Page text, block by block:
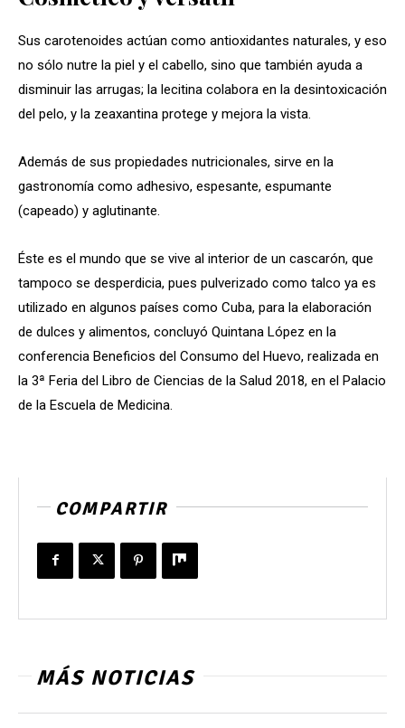
Sus carotenoides actúan como antioxidantes naturales, y eso
no sólo nutre la piel y el cabello, sino que también ayuda a
disminuir las arrugas; la lecitina colabora en la desintoxicación
del pelo, y la zeaxantina protege y mejora la vista.
Además de sus propiedades nutricionales, sirve en la
gastronomía como adhesivo, espesante, espumante
(capeado) y aglutinante.
Éste es el mundo que se vive al interior de un cascarón, que
tampoco se desperdicia, pues pulverizado como talco ya es
utilizado en algunos países como Cuba, para la elaboración
de dulces y alimentos, concluyó Quintana López en la
conferencia Beneficios del Consumo del Huevo, realizada en
la 3ª Feria del Libro de Ciencias de la Salud 2018, en el Palacio
de la Escuela de Medicina.
COMPARTIR
MÁS NOTICIAS